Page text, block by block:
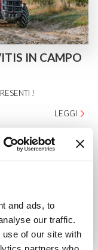
and ads, to
our traffic.
of our site with
IN CAMPO
!
LEGGI
LA NUOVA